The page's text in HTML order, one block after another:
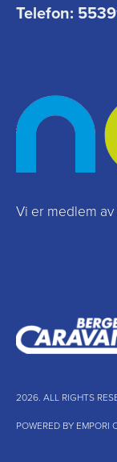
Telefon:
Vi er medlem
2026. ALL RIGHTS
POWERED BY EMPORI